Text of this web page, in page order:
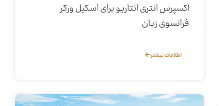
اکسپرس انتری انتاریو برای اسکیل ورکر
فرانسوی‌ زبان
اطلاعات بیشتر